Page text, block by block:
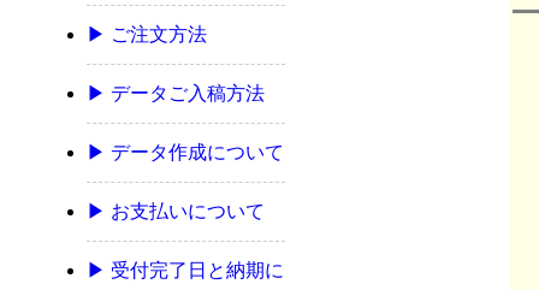
▶ ご注文方法
▶ データご入稿方法
▶ データ作成について
▶ お支払いについて
▶ 受付完了日と納期に